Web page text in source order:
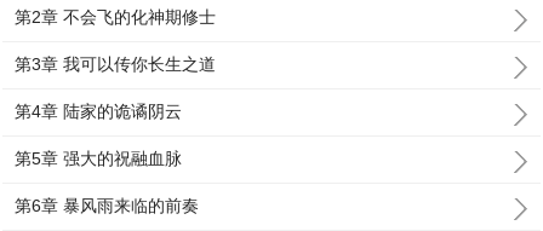
第2章 不会飞的化神期修士
第3章 我可以传你长生之道
第4章 陆家的诡谲阴云
第5章 强大的祝融血脉
第6章 暴风雨来临的前奏